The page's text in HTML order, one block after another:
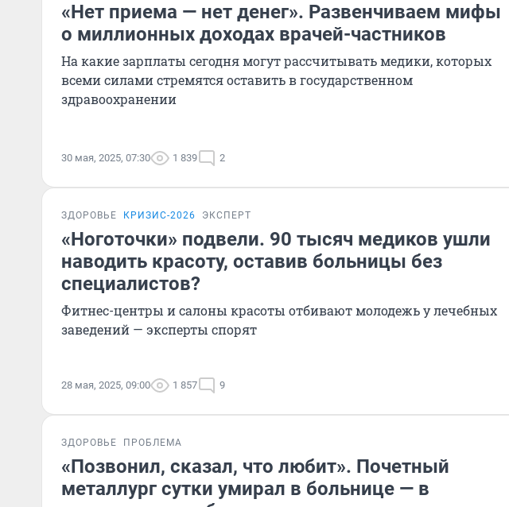
«Нет приема — нет денег». Развенчиваем мифы
о миллионных доходах врачей-частников
На какие зарплаты сегодня могут рассчитывать медики, которых
всеми силами стремятся оставить в государственном
здравоохранении
30 мая, 2025, 07:30 1 839 2
ЗДОРОВЬЕ КРИЗИС-2026 ЭКСПЕРТ
«Ноготочки» подвели. 90 тысяч медиков ушли
наводить красоту, оставив больницы без
специалистов?
Фитнес-центры и салоны красоты отбивают молодежь у лечебных
заведений — эксперты спорят
28 мая, 2025, 09:00 1 857 9
ЗДОРОВЬЕ ПРОБЛЕМА
«Позвонил, сказал, что любит». Почетный
металлург сутки умирал в больнице — в